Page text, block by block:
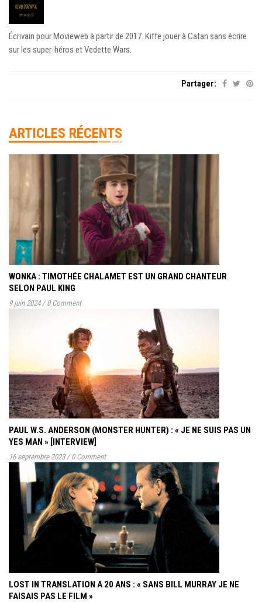
Écrivain pour Movieweb à partir de 2017. Kiffe jouer à Catan sans écrire
sur les super-héros et Vedette Wars.
Partager:
ARTICLES RÉCENTS
WONKA : TIMOTHÉE CHALAMET EST UN GRAND CHANTEUR
SELON PAUL KING
9 juin 2024 / 0 Comment
PAUL W.S. ANDERSON (MONSTER HUNTER) : « JE NE SUIS PAS UN
YES MAN » [INTERVIEW]
16 septembre 2023 / 0 Comment
LOST IN TRANSLATION A 20 ANS : « SANS BILL MURRAY JE NE
FAISAIS PAS LE FILM »